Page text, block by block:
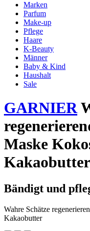
Marken
Parfum
Make-up
Pflege
Haare
K-Beauty
Männer
Baby & Kind
Haushalt
Sale
GARNIER
Maske
Kakaobutter
Bändigt und
Wahre Schätze
Kakaobutter